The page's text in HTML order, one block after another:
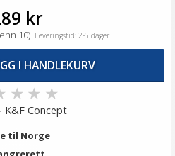
kr
10)Leveringstid: 2-5 dager
I HANDLEKURV
★ ★ ★
K&F Concept
til Norge